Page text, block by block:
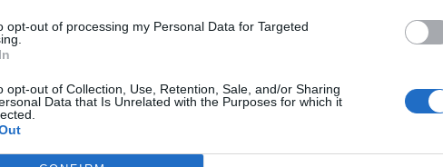
opt-out of processing my Personal Data for Targeted
opt-out of Collection, Use, Retention, Sale, and/or Sharing
Data that Is Unrelated with the Purposes for which it
de Salud de la Mujer en
cierra con éxito